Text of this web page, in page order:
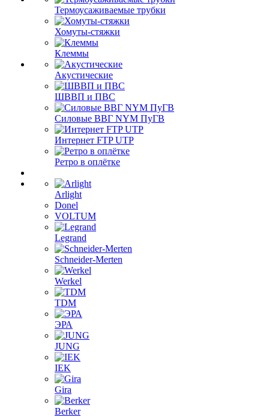
Термоусаживаемые трубки
Хомуты-стяжки
Клеммы
Акустические
ШВВП и ПВС
Силовые ВВГ NYM ПуГВ
Интернет FTP UTP
Ретро в оплётке
Arlight
Donel
VOLTUM
Legrand
Schneider-Merten
Werkel
TDM
ЭРА
JUNG
IEK
Gira
Berker